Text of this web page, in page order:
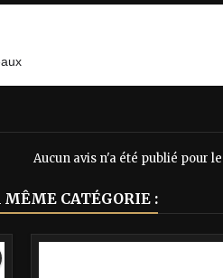
Aucun avis n'a été publié pour
MÊME CATÉGORIE :